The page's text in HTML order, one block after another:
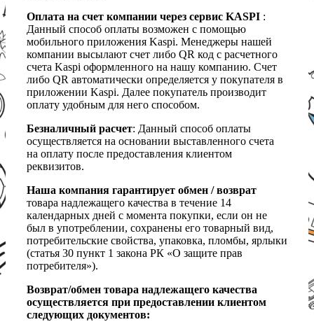
Оплата на счет компании через сервис KASPI :
Данный способ оплаты возможен с помощью
мобильного приложения Kaspi. Менеджеры нашей
компании высылают счет либо QR код с расчетного
счета Kaspi оформленного на нашу компанию. Счет
либо QR автоматически определяется у покупателя в
приложении Kaspi. Далее покупатель производит
оплату удобным для него способом.
Безналичный расчет: Данный способ оплаты
осуществляется на основании выставленного счета
на оплату после предоставления клиентом
реквизитов.
Наша компания гарантирует обмен / возврат
товара надлежащего качества в течение 14
календарных дней с момента покупки, если он не
был в употреблении, сохранены его товарный вид,
потребительские свойства, упаковка, пломбы, ярлыки
(статья 30 пункт 1 закона РК «О защите прав
потребителя»).
Возврат/обмен товара надлежащего качества
осуществляется при предоставлении клиентом
следующих документов: